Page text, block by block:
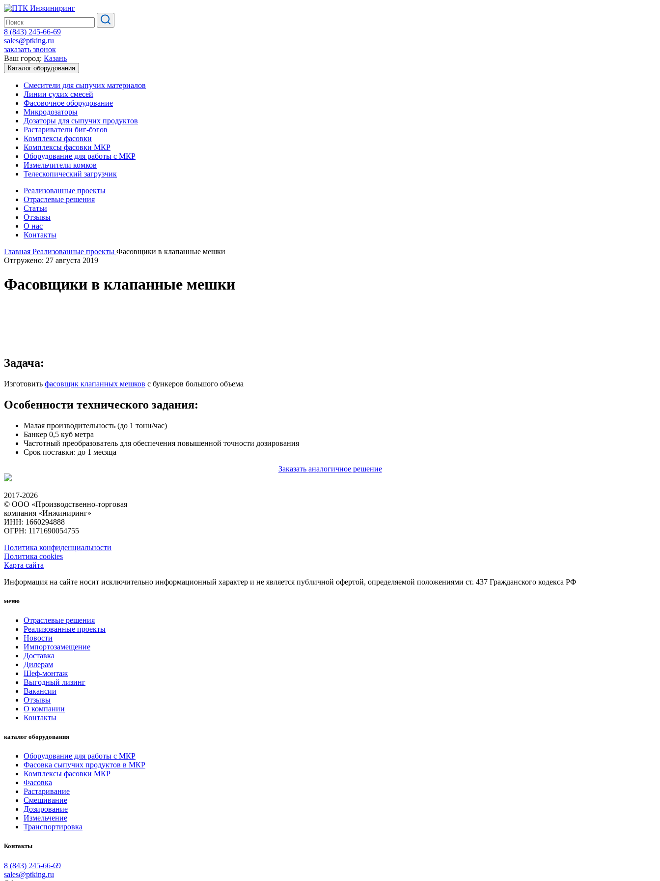
8 (843) 245-66-69
sales@ptking.ru
заказать звонок
Ваш город: Казань
Каталог оборудования
Смесители для сыпучих материалов
Линии сухих смесей
Фасовочное оборудование
Микродозаторы
Дозаторы для сыпучих продуктов
Растариватели биг-бэгов
Комплексы фасовки
Комплексы фасовки МКР
Оборудование для работы с МКР
Измельчители комков
Телескопический загрузчик
Реализованные проекты
Отраслевые решения
Статьи
Отзывы
О нас
Контакты
Главная Реализованные проекты Фасовщики в клапанные мешки
Отгружено: 27 августа 2019
Фасовщики в клапанные мешки
Задача:
Изготовить фасовщик клапанных мешков с бункеров большого объема
Особенности технического задания:
Малая производительность (до 1 тонн/час)
Банкер 0,5 куб метра
Частотный преобразователь для обеспечения повышенной точности дозирования
Срок поставки: до 1 месяца
Заказать аналогичное решение
2017-2026
© ООО «Производственно-торговая
компания «Инжиниринг»
ИНН: 1660294888
ОГРН: 1171690054755
Политика конфиденциальности
Политика cookies
Карта сайта
Информация на сайте носит исключительно информационный характер и не является публичной офертой, определяемой положениями ст. 437 Гражданского кодекса РФ
меню
Отраслевые решения
Реализованные проекты
Новости
Импортозамещение
Доставка
Дилерам
Шеф-монтаж
Выгодный лизинг
Вакансии
Отзывы
О компании
Контакты
каталог оборудования
Оборудование для работы с МКР
Фасовка сыпучих продуктов в МКР
Комплексы фасовки МКР
Фасовка
Растаривание
Смешивание
Дозирование
Измельчение
Транспортировка
Контакты
8 (843) 245-66-69
sales@ptking.ru